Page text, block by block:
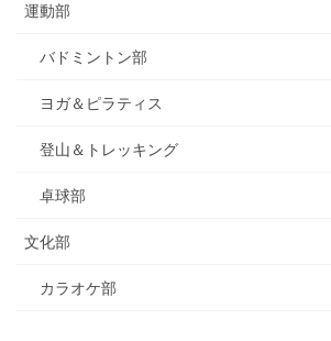
運動部
バドミントン部
ヨガ＆ピラティス
登山＆トレッキング
卓球部
文化部
カラオケ部